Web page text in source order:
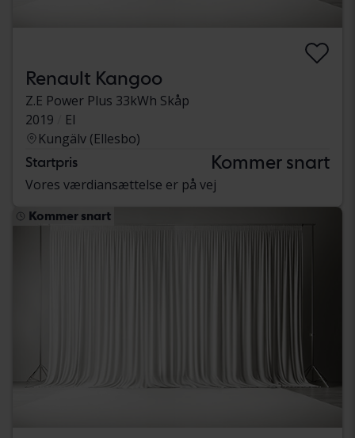
Renault Kangoo
Z.E Power Plus 33kWh Skåp
2019
El
Kungälv (Ellesbo)
Startpris Kommer snart
Vores værdiansættelse er på vej
Kommer snart